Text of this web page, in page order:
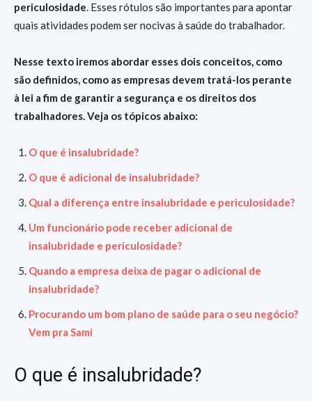
periculosidade. Esses rótulos são importantes para apontar
quais atividades podem ser nocivas à saúde do trabalhador.
Nesse texto iremos abordar esses dois conceitos, como
são definidos, como as empresas devem tratá-los perante
à lei a fim de garantir a segurança e os direitos dos
trabalhadores. Veja os tópicos abaixo:
O que é insalubridade?
O que é adicional de insalubridade?
Qual a diferença entre insalubridade e periculosidade?
Um funcionário pode receber adicional de
insalubridade e periculosidade?
Quando a empresa deixa de pagar o adicional de
insalubridade?
Procurando um bom plano de saúde para o seu negócio?
Vem pra Sami
O que é insalubridade?